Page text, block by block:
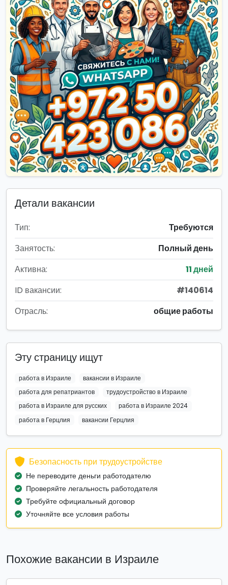
Детали вакансии
Тип:
Требуются
Занятость:
Полный день
Активна:
11 дней
ID вакансии:
#140614
Отрасль:
общие работы
Эту страницу ищут
работа в Израиле
вакансии в Израиле
работа для репатриантов
трудоустройство в Израиле
работа в Израиле для русских
работа в Израиле 2024
работа в Герцлия
вакансии Герцлия
Безопасность при трудоустройстве
Не переводите деньги работодателю
Проверяйте легальность работодателя
Требуйте официальный договор
Уточняйте все условия работы
Похожие вакансии в Израиле